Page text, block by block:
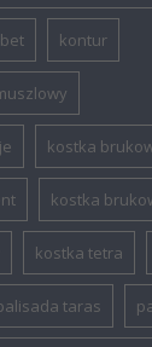
kontur
kostka
kostka
kostka tetra
taras